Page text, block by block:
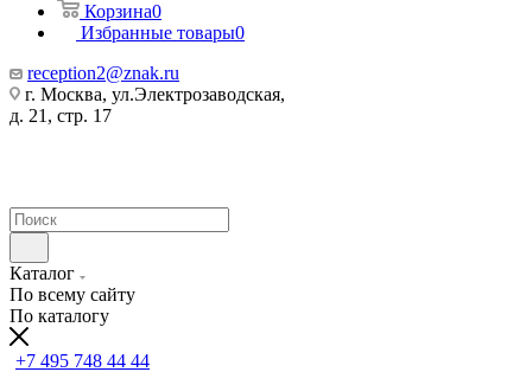
Корзина0
Избранные товары0
reception2@znak.ru
г. Москва, ул.Электрозаводская,
д. 21, стр. 17
Каталог
По всему сайту
По каталогу
+7 495 748 44 44